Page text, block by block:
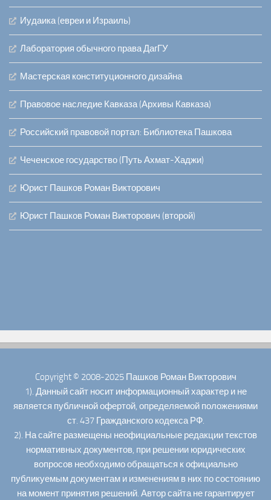
Иудаика (евреи и Израиль)
Лаборатория обычного права ДагГУ
Мастерская конституционного дизайна
Правовое наследие Кавказа (Архивы Кавказа)
Российский правовой портал: Библиотека Пашкова
Чеченское государство (Путь Ахмат-Хаджи)
Юрист Пашков Роман Викторович
Юрист Пашков Роман Викторович (второй)
Copyright © 2008-2025 Пашков Роман Викторович
1). Данный сайт носит информационный характер и не
является публичной офертой, определяемой положениями
ст. 437 Гражданского кодекса РФ.
2). На сайте размещены неофициальные редакции текстов
нормативных документов, при решении юридических
вопросов необходимо обращаться к официально
публикуемым документам и изменениям в них по состоянию
на момент принятия решений. Автор сайта не гарантирует